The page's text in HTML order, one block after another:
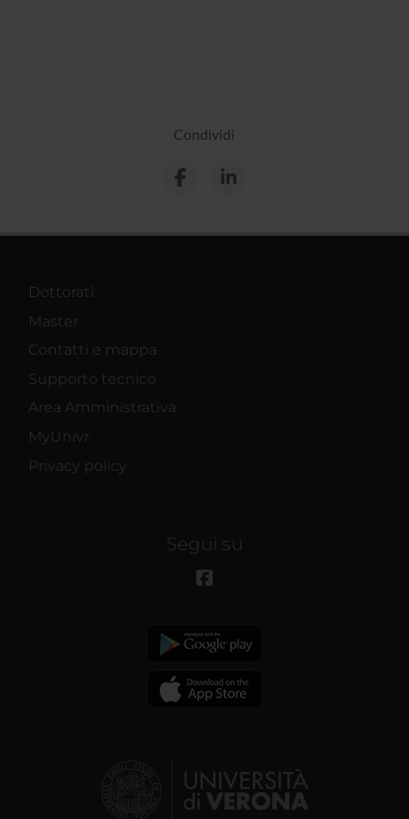
Condividi
Dottorati
Master
Contatti e mappa
Supporto tecnico
Area Amministrativa
MyUnivr
Privacy policy
Segui su